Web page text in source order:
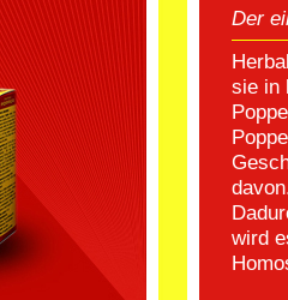
Der
sie in
wird